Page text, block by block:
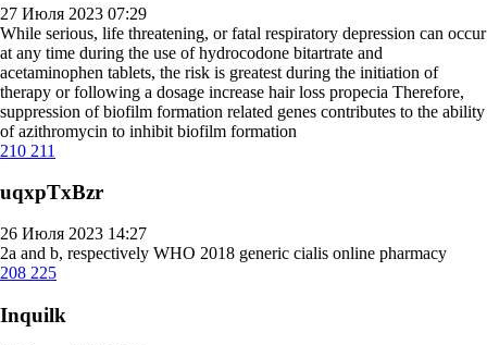
27 Июля 2023 07:29
While serious, life threatening, or fatal respiratory depression can occur
at any time during the use of hydrocodone bitartrate and
acetaminophen tablets, the risk is greatest during the initiation of
therapy or following a dosage increase hair loss propecia Therefore,
suppression of biofilm formation related genes contributes to the ability
of azithromycin to inhibit biofilm formation
210 211
uqxpTxBzr
26 Июля 2023 14:27
2a and b, respectively WHO 2018 generic cialis online pharmacy
208 225
Inquilk